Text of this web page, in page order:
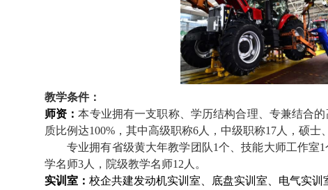
教学条件：
师资：本专业拥有一支职称、学历结构合理、专兼结合
质比例达100% ，其中高级职称6 人，中级职称17 人，硕士
专业拥有省级黄大年教学团队1个、技能大师工作室1
学名师3 人，院级教学名师12 人。
实训室： 校企共建发动机实训室、底盘实训室、电气实